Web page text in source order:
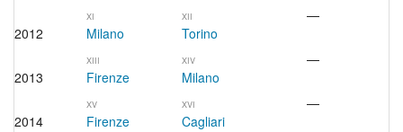
2012
XI
Milano
XII
Torino
—
2013
XIII
Firenze
XIV
Milano
—
2014
XV
Firenze
XVI
Cagliari
—